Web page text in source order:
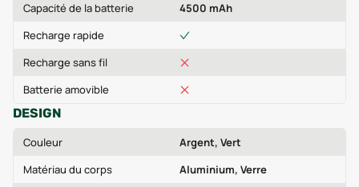
Capacité de la batterie
4500 mAh
Recharge rapide
Recharge sans fil
Batterie amovible
DESIGN
Couleur
Argent, Vert
Matériau du corps
Aluminium, Verre